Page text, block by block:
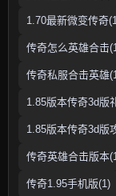
1.70最新微变传奇
传奇怎么英雄合击
传奇私服合击英雄
1.85版本传奇3d版
1.85版本传奇3d版
传奇英雄合击版本
传奇1.95手机版(1)